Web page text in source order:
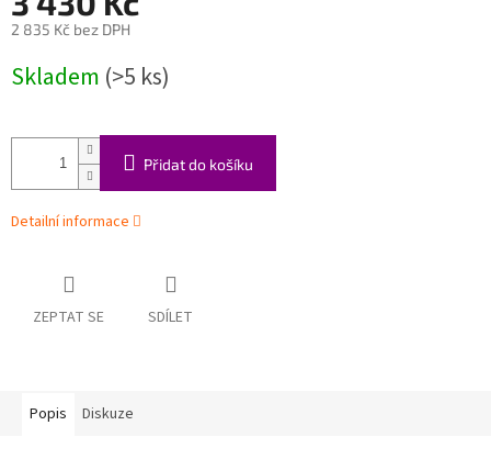
2 835 Kč bez DPH
cena:
Skladem (>5 ks)
Přidat do košíku
Detailní informace
ZEPTAT SE SDÍLET
Popis Diskuze